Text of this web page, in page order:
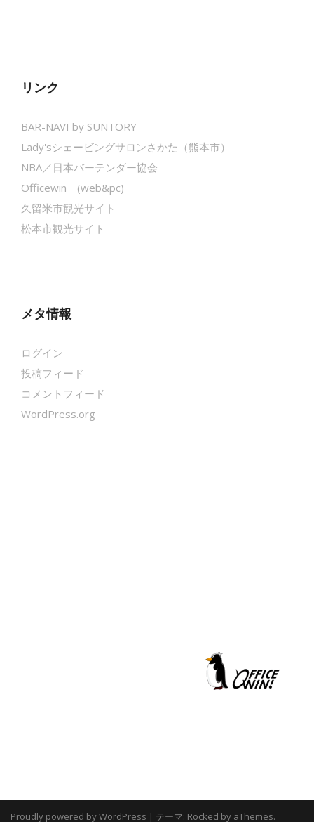
リンク
BAR-NAVI by SUNTORY
Lady'sシェービングサロンさかた（熊本市）
NBA／日本バーテンダー協会
Officewin (web&pc)
久留米市観光サイト
松本市観光サイト
メタ情報
ログイン
投稿フィード
コメントフィード
WordPress.org
Proudly powered by WordPress | テーマ: Rocked by aThemes.